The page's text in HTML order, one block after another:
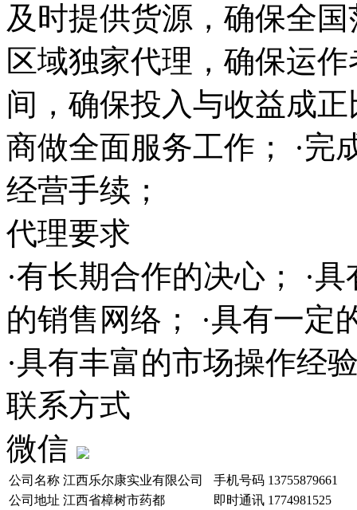
及时提供货源，确保全
区域独家代理，确保运
间，确保投入与收益成
商做全面服务工作； ·完
经营手续；
代理要求
·有长期合作的决心； ·
的销售网络； ·具有一定
·具有丰富的市场操作经
联系方式
微信
公司名称 江西乐尔康实业有限公司 手机号码 13755879661
公司地址 江西省樟树市药都 即时通讯 1774981525